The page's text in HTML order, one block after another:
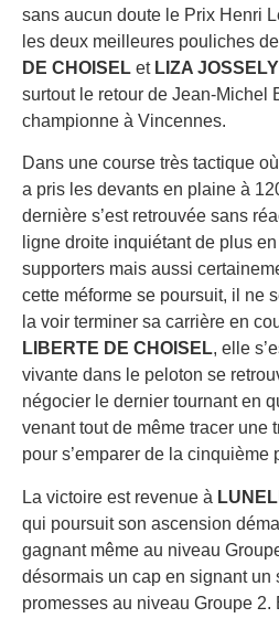
sans aucun doute le Prix Henri
les deux meilleures pouliches
DE CHOISEL et LIZA
surtout le retour de Jean-Michel
championne à Vincennes.
Dans une course très tactique
a pris les devants en plaine à
dernière s’est retrouvée sans
ligne droite inquiétant de plus
supporters mais aussi
cette méforme se poursuit, il ne
la voir terminer sa carrière en
LIBERTE DE CHOISEL, elle
vivante dans le peloton se
négocier le dernier tournant en
venant tout de même tracer une
pour s’emparer de la cinquième
La victoire est revenue à
qui poursuit son ascension
gagnant même au niveau
désormais un cap en signant un
promesses au niveau Groupe